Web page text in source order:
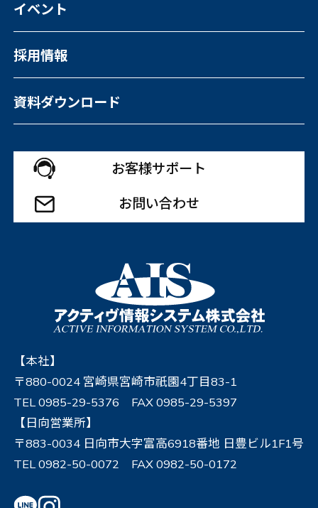
【本社】
〒880-0024 宮崎県宮崎市祇園4丁目83-1
TEL 0985-29-5376 FAX 0985-29-5397
【日向営業所】
〒883-0034 日向市大字富高6918番地 日豊ビル1F1号
TEL 0982-50-0072 FAX 0982-50-0172
イベント
採用情報
資料ダウンロード
お客様サポート
お問い合わせ